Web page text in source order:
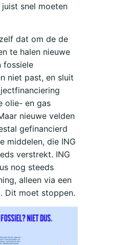
snel moeten
dat om de de
te halen nieuwe
fossiele
niet past, en sluit
olie- en gas
nieuwe velden
gefinancierd
middelen, die ING
verstrekt. ING
nog steeds
alleen via een
Dit moet stoppen.